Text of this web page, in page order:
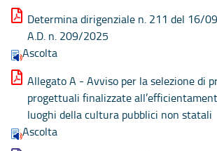
Determina dirigenziale n. 211 del 16/
A.D. n. 209/2025
Ascolta
Allegato A - Avviso per la selezione di
progettuali finalizzate
luoghi della cultura pubblici non statali
Ascolta